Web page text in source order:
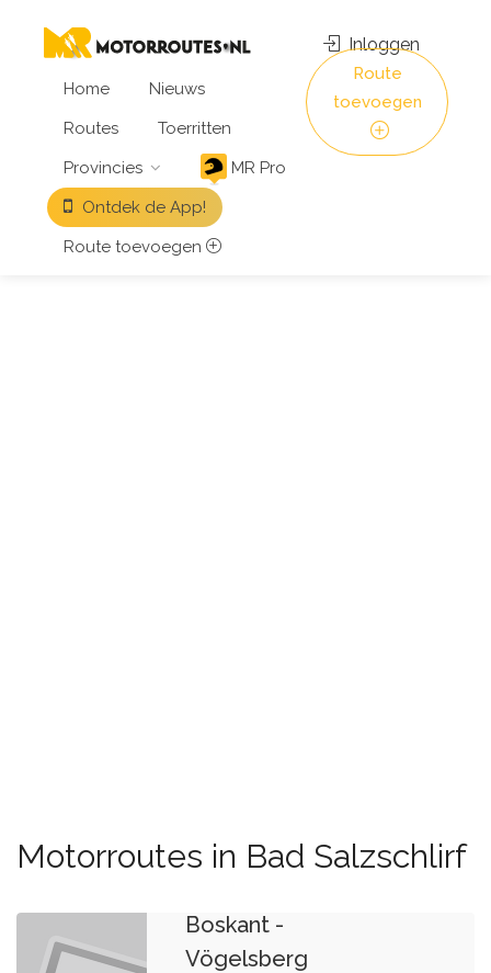
Home
Nieuws
Routes
Toerritten
Provincies
MR Pro
Ontdek de App!
Route toevoegen
Inloggen
Route
toevoegen
Motorroutes in Bad Salzschlirf
Boskant -
Vögelsberg